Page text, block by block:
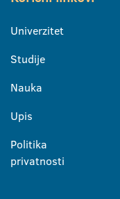
Univerzitet
Studije
Nauka
Upis
Politika
privatnosti